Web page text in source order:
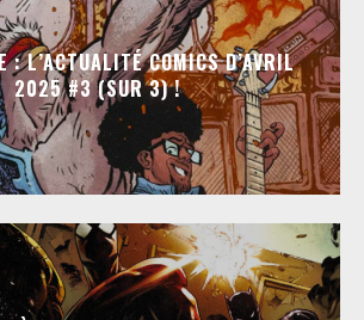
: L’ACTUALITÉ COMICS D’AVRIL
2025 #3 (SUR 3) !